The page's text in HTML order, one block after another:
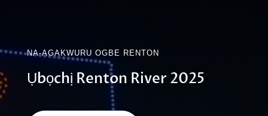
NA-AGAKWURU OGBE RENTON
Ụbọchị Renton River 2025